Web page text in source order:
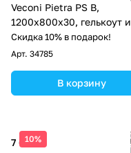
Veconi Pietra PS B,
1200x800x30, гелькоут и
стекловолокно, черный
Скидка 10% в подарок!
Арт. 34785
В корзину
10%
7 686 ₽